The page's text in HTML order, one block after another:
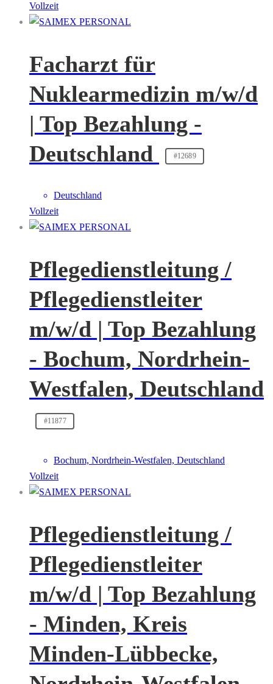
Vollzeit
Facharzt für
Nuklearmedizin m/w/d
| Top Bezahlung -
Deutschland
#12689
Deutschland
Vollzeit
Pflegedienstleitung /
Pflegedienstleiter
m/w/d | Top Bezahlung
- Bochum, Nordrhein-
Westfalen, Deutschland
#11877
Bochum, Nordrhein-Westfalen, Deutschland
Vollzeit
Pflegedienstleitung /
Pflegedienstleiter
m/w/d | Top Bezahlung
- Minden, Kreis
Minden-Lübbecke,